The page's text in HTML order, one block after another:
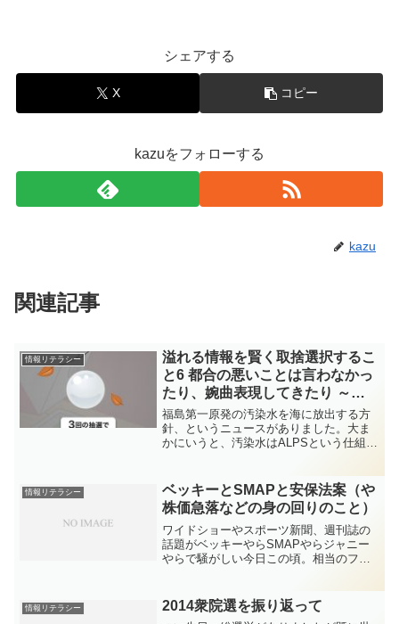
シェアする
X コピー
kazuをフォローする
kazu
関連記事
情報リテラシー
溢れる情報を賢く取捨選択するこ
と6 都合の悪いことは言わなかっ
たり、婉曲表現してきたり ～福
島第一原発の処理水(トリチウム
水)海洋放出で考える～
福島第一原発の汚染水を海に放出する方
針、というニュースがありました。大ま
かにいうと、汚染水はALPSという仕組み
的に取り除けません。ただし外国などで
も通常稼働している原...
情報リテラシー
ベッキーとSMAPと安保法案（や
株価急落などの身の回りのこと）
ワイドショーやスポーツ新聞、週刊誌の
話題がベッキーやらSMAPやらジャニー
やらで騒がしい今日この頃。相当のファ
とっては、全然関係なくないでしょう
か。世の中では最近は原油...
情報リテラシー 2014衆院選を振り返って